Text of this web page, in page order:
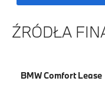
ŹRÓDŁA
BMW Comfort Lease